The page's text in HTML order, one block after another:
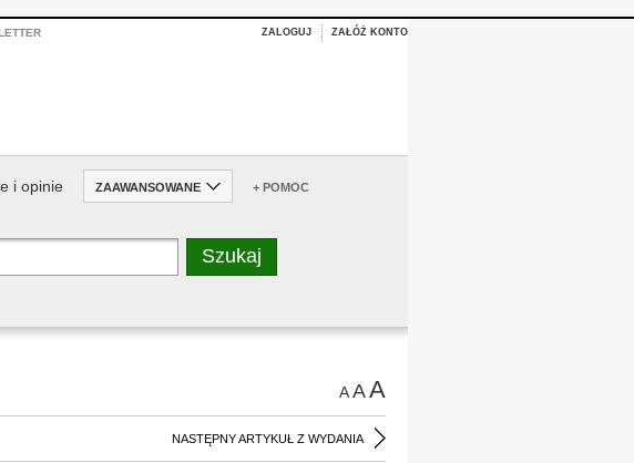
ZALOGUJ ZAŁÓŻ KONTO
i opinie ZAAWANSOWANE + POMOC
AAA
NASTĘPNY ARTYKUŁ Z WYDANIA